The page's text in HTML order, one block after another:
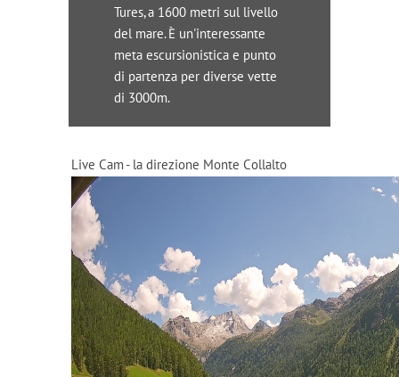
Tures, a 1600 metri sul livello
del mare. È un'interessante
meta escursionistica e punto
di partenza per diverse vette
di 3000m.
Live Cam - la direzione Monte Collalto